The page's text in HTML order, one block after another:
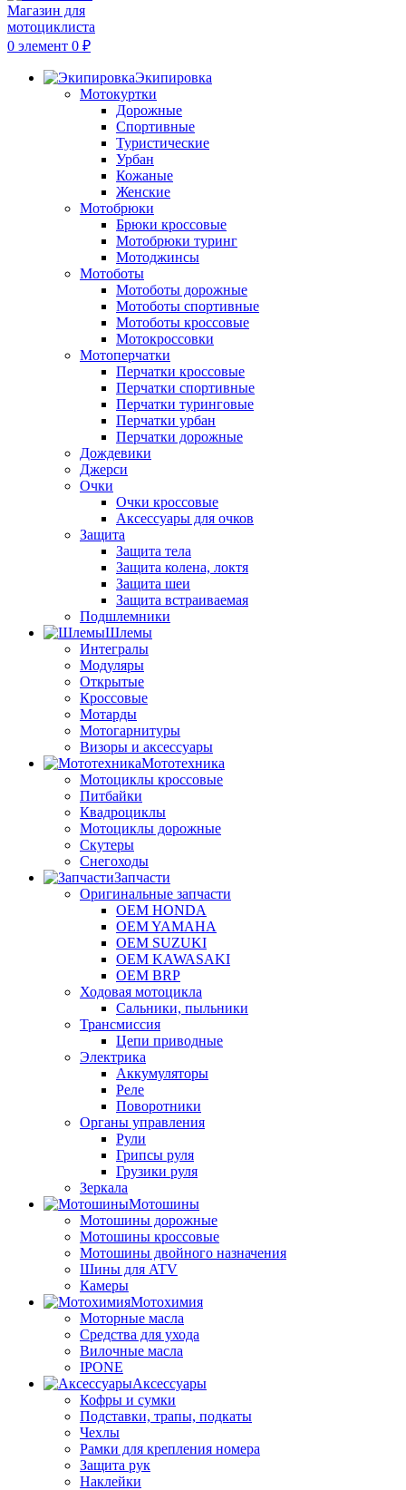
0 элемент 0 ₽
Экипировка
Мотокуртки
Дорожные
Спортивные
Туристические
Урбан
Кожаные
Женские
Мотобрюки
Брюки кроссовые
Мотобрюки туринг
Мотоджинсы
Мотоботы
Мотоботы дорожные
Мотоботы спортивные
Мотоботы кроссовые
Мотокроссовки
Мотоперчатки
Перчатки кроссовые
Перчатки спортивные
Перчатки туринговые
Перчатки урбан
Перчатки дорожные
Дождевики
Джерси
Очки
Очки кроссовые
Аксессуары для очков
Защита
Защита тела
Защита колена, локтя
Защита шеи
Защита встраиваемая
Подшлемники
Шлемы
Интегралы
Модуляры
Открытые
Кроссовые
Мотарды
Мотогарнитуры
Визоры и аксессуары
Мототехника
Мотоциклы кроссовые
Питбайки
Квадроциклы
Мотоциклы дорожные
Скутеры
Снегоходы
Запчасти
Оригинальные запчасти
OEM HONDA
OEM YAMAHA
OEM SUZUKI
OEM KAWASAKI
OEM BRP
Ходовая мотоцикла
Сальники, пыльники
Трансмиссия
Цепи приводные
Электрика
Аккумуляторы
Реле
Поворотники
Органы управления
Рули
Грипсы руля
Грузики руля
Зеркала
Мотошины
Мотошины дорожные
Мотошины кроссовые
Мотошины двойного назначения
Шины для ATV
Камеры
Мотохимия
Моторные масла
Средства для ухода
Вилочные масла
IPONE
Аксессуары
Кофры и сумки
Подставки, трапы, подкаты
Чехлы
Рамки для крепления номера
Защита рук
Наклейки